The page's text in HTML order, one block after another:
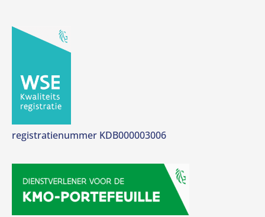
registratienummer KDB000003006